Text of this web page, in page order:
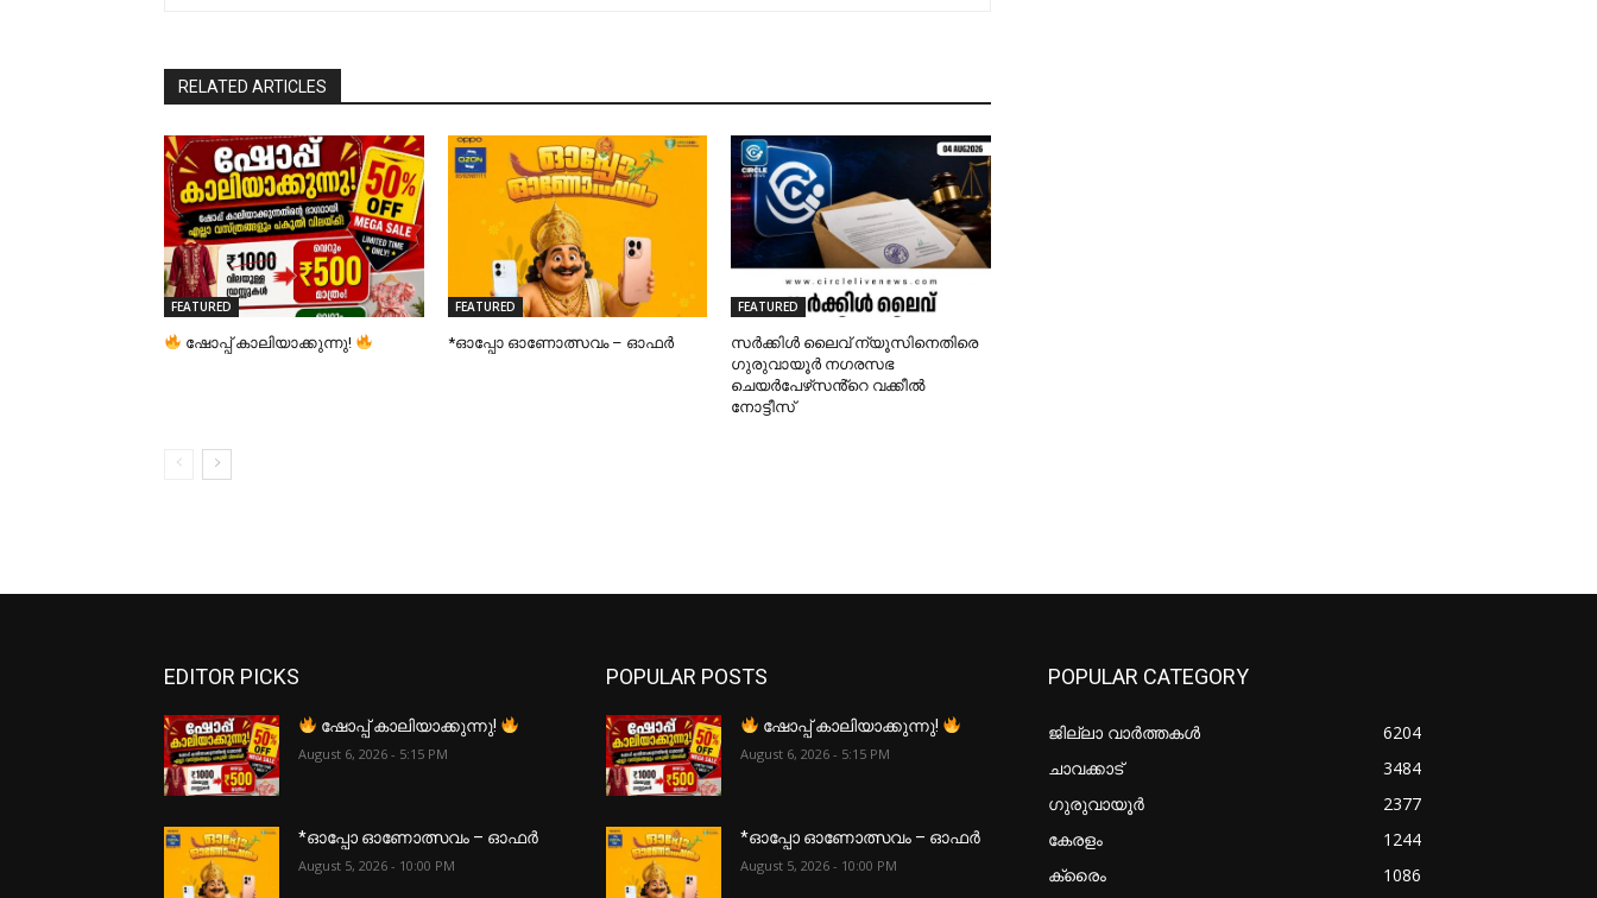
RELATED ARTICLES
FEATURED
ഷോപ്പ് കാലിയാക്കുന്നു!
FEATURED
*ഓപ്പോ ഓണോത്സവം – ഓഫർ
FEATURED
സർക്കിൾ ലൈവ് ന്യൂസിനെതിരെ
ഗുരുവായൂർ നഗരസഭ
ചെയർപേഴ്‌സൻ്റെ വക്കീൽ
നോട്ടീസ്
EDITOR PICKS
ഷോപ്പ് കാലിയാക്കുന്നു!
August 6, 2026 - 5:15 PM
*ഓപ്പോ ഓണോത്സവം – ഓഫർ
August 5, 2026 - 10:00 PM
POPULAR POSTS
ഷോപ്പ് കാലിയാക്കുന്നു!
August 6, 2026 - 5:15 PM
*ഓപ്പോ ഓണോത്സവം – ഓഫർ
August 5, 2026 - 10:00 PM
POPULAR CATEGORY
ജില്ലാ വാർത്തകൾ
6204
ചാവക്കാട്
3484
ഗുരുവായൂർ
2377
കേരളം
1244
ക്രൈം
1086